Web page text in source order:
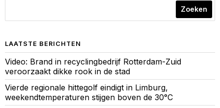
Zoeken
LAATSTE BERICHTEN
Video: Brand in recyclingbedrijf Rotterdam-Zuid
veroorzaakt dikke rook in de stad
Vierde regionale hittegolf eindigt in Limburg,
weekendtemperaturen stijgen boven de 30°C